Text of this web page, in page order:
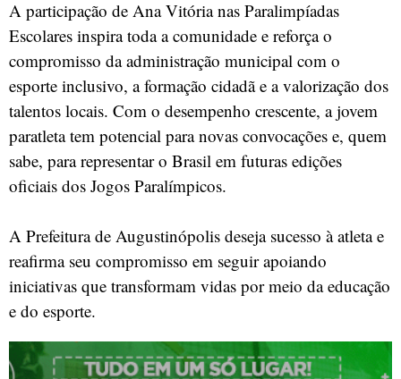
A participação de Ana Vitória nas Paralimpíadas
Escolares inspira toda a comunidade e reforça o
compromisso da administração municipal com o
esporte inclusivo, a formação cidadã e a valorização dos
talentos locais. Com o desempenho crescente, a jovem
paratleta tem potencial para novas convocações e, quem
sabe, para representar o Brasil em futuras edições
oficiais dos Jogos Paralímpicos.
A Prefeitura de Augustinópolis deseja sucesso à atleta e
reafirma seu compromisso em seguir apoiando
iniciativas que transformam vidas por meio da educação
e do esporte.